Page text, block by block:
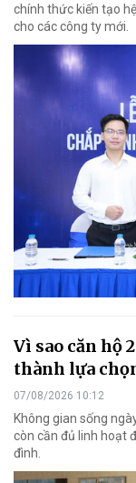
chính thức kiến tạo
cho các công ty mới.
Vì sao căn hộ
thành lựa
07/08/2026 10:12
Không gian sống
còn cần đủ linh hoạt
đình.